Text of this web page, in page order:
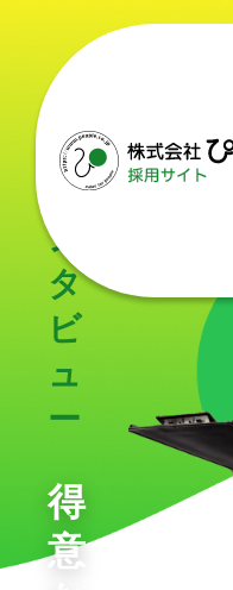
員
イ
ン
タ
ビ
ュ
ー
得
意